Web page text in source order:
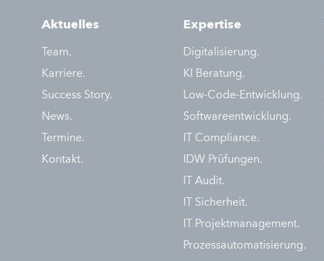
Aktuelles
Team.
Karriere.
Success Story.
News.
Termine.
Kontakt.
Expertise
Digitalisierung.
KI Beratung.
Low-Code-Entwicklung.
Softwareentwicklung.
IT Compliance.
IDW Prüfungen.
IT Audit.
IT Sicherheit.
IT Projektmanagement.
Prozessautomatisierung.